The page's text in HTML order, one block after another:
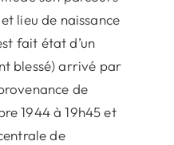
lieu de naissance
fait état d’un
blessé) arrivé par
de
1944 à 19h45 et
de